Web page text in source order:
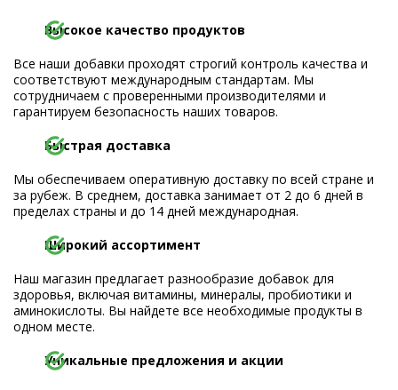
Высокое качество продуктов
Все наши добавки проходят строгий контроль качества и
соответствуют международным стандартам. Мы
сотрудничаем с проверенными производителями и
гарантируем безопасность наших товаров.
Быстрая доставка
Мы обеспечиваем оперативную доставку по всей стране и
за рубеж. В среднем, доставка занимает от 2 до 6 дней в
пределах страны и до 14 дней международная.
Широкий ассортимент
Наш магазин предлагает разнообразие добавок для
здоровья, включая витамины, минералы, пробиотики и
аминокислоты. Вы найдете все необходимые продукты в
одном месте.
Уникальные предложения и акции